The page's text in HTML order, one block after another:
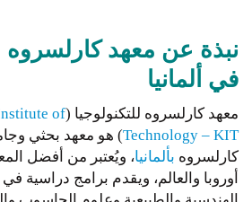
نبذة عن معهد كارلسروه
في ألمانيا
معهد كارلسروه للتكنولوجيا (of
Technology – KIT) هو معهد بحثي
كارلسروه بألمانيا، ويُعتبر من أفضل
أوروبا والعالم، ويقدم برامج دراسية